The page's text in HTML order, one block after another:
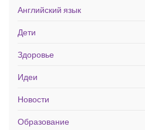
Английский язык
Дети
Здоровье
Идеи
Новости
Образование